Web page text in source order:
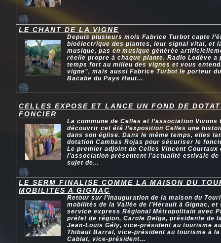
LE CHANT DE LA VIGNE
Depuis plusieurs mois Fabrice Turbot capte
bioélectrique des plantes, leur signal vital, et
musique, pas en musique générée
réelle propre à chaque plante. Radio Lodéve a
temps fort au milieu des vignes et vous
vigne", mais aussi Fabrice Turbot le porteur
Bacabe du Pays Haut...
CELLES EXPOSE ET LANCE UN FOND DE
FONCIER
La commune de Celles et l’association Vivons
découvrir cet été l’exposition Celles une
dans son église. Dans le même temps, elles
dotation Cambas Rojas pour sécuriser le
Le premier adjoint de Celles Vincent Courtaux
l’association présentent l’actualité estivale de
sujet de...
LE SERM FINALISE COMME LA MAISON DU
MOBILITES A GIGNAC
Retour sur l’inauguration de la maison du
mobilités de la Vallée de l’Hérault à Gignac,
service express Régional Métropolitain avec
préfet de région, Carole Delga, présidente de
Jean-Louis Gély, vice-président au tourisme
Thibaut Barral, vice-président au tourisme à la
Cablat, vice-président...